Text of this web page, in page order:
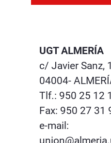
UGT ALMERÍA
c/ Javier Sanz,
04004-
Tlf.: 950 25 12
Fax: 950 27 31
e-mail: